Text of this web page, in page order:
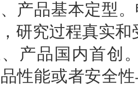
品基本定型。
研究过程真实
品国内首创。
性能或者安全